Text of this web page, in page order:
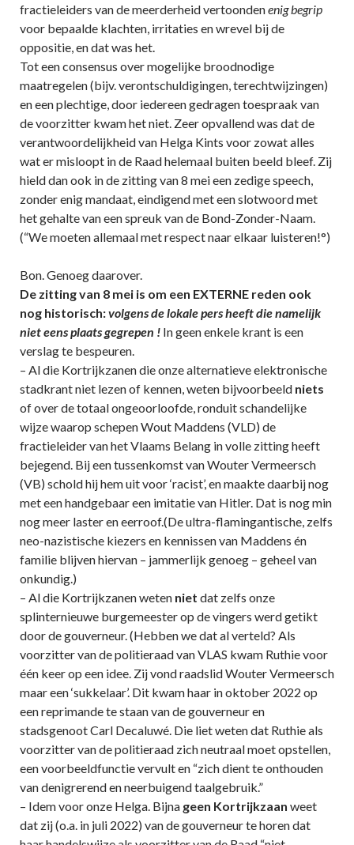
fractieleiders van de meerderheid vertoondenenig begrip
voor bepaalde klachten, irritaties en wrevel bij de
oppositie, en dat was het.
Tot een consensus over mogelijke broodnodige
maatregelen (bijv. verontschuldigingen, terechtwijzingen)
en een plechtige, door iedereen gedragen toespraak van
de voorzitter kwam het niet. Zeer opvallend was dat de
verantwoordelijkheid van Helga Kints voor zowat alles
wat er misloopt in de Raad helemaal buiten beeld bleef. Zij
hield dan ook in de zitting van 8 mei een zedige speech,
zonder enig mandaat, eindigend met een slotwoord met
het gehalte van een spreuk van de Bond-Zonder-Naam.
(“We moeten allemaal met respect naar elkaar luisteren!°)
Bon. Genoeg daarover.
De zitting van 8 mei is om een EXTERNE reden ook
nog historisch:volgens de lokale pers heeft die namelijk
niet eens plaats gegrepen ! In geen enkele krant is een
verslag te bespeuren.
– Al die Kortrijkzanen die onze alternatieve elektronische
stadkrant niet lezen of kennen, weten bijvoorbeeld niets
of over de totaal ongeoorloofde, ronduit schandelijke
wijze waarop schepen Wout Maddens (VLD) de
fractieleider van het Vlaams Belang in volle zitting heeft
bejegend. Bij een tussenkomst van Wouter Vermeersch
(VB) schold hij hem uit voor ‘racist’, en maakte daarbij nog
met een handgebaar een imitatie van Hitler. Dat is nog min
nog meer laster en eerroof.(De ultra-flamingantische, zelfs
neo-nazistische kiezers en kennissen van Maddens én
familie blijven hiervan – jammerlijk genoeg – geheel van
onkundig.)
– Al die Kortrijkzanen weten niet dat zelfs onze
splinternieuwe burgemeester op de vingers werd getikt
door de gouverneur. (Hebben we dat al verteld? Als
voorzitter van de politieraad van VLAS kwam Ruthie voor
één keer op een idee. Zij vond raadslid Wouter Vermeersch
maar een ‘sukkelaar’. Dit kwam haar in oktober 2022 op
een reprimande te staan van de gouverneur en
stadsgenoot Carl Decaluwé. Die liet weten dat Ruthie als
voorzitter van de politieraad zich neutraal moet opstellen,
een voorbeeldfunctie vervult en “zich dient te onthouden
van denigrerend en neerbuigend taalgebruik.”
– Idem voor onze Helga. Bijna geen Kortrijkzaan weet
dat zij (o.a. in juli 2022) van de gouverneur te horen dat